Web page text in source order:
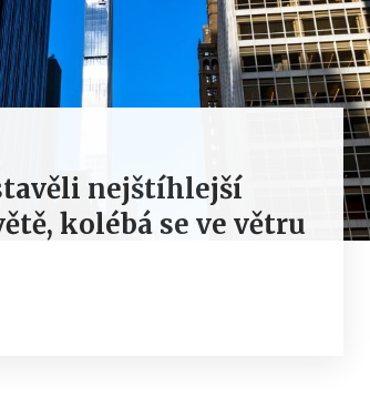
nejštíhlejší
kolébá se ve větru